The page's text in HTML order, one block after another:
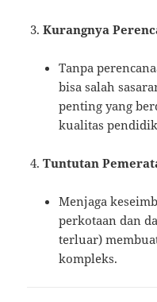
Kurangnya
Tanpa
bisa salah
penting yang
kualitas
Tuntutan
Menjaga
perkotaan dan
terluar)
kompleks.